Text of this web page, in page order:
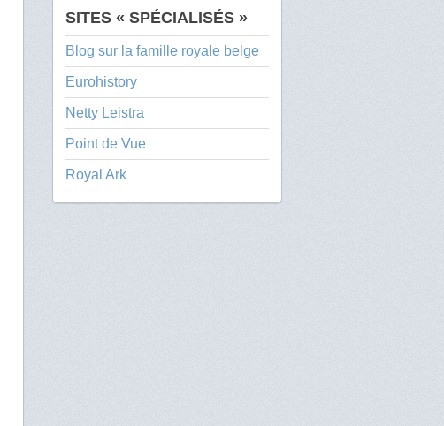
SITES « SPÉCIALISÉS »
Blog sur la famille royale belge
Eurohistory
Netty Leistra
Point de Vue
Royal Ark